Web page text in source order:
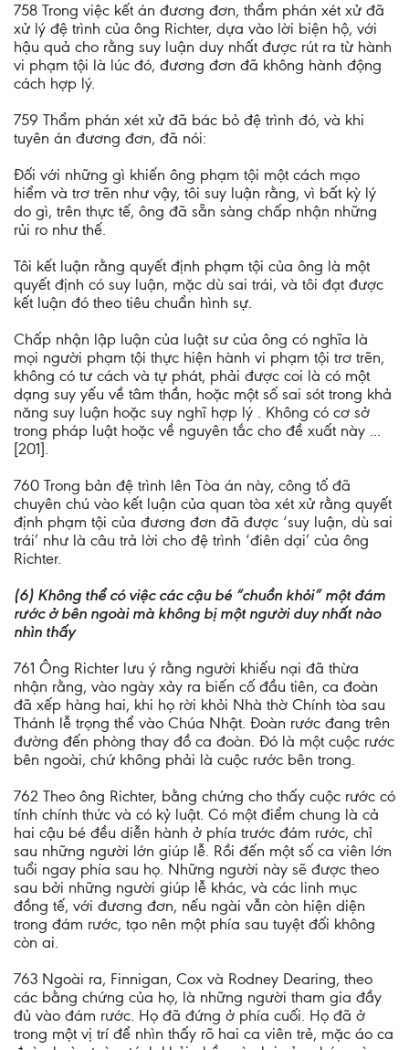
758 Trong việc kết án đương đơn, thẩm phán xét xử đã
xử lý đệ trình của ông Richter, dựa vào lời biện hộ, với
hậu quả cho rằng suy luận duy nhất được rút ra từ hành
vi phạm tội là lúc đó, đương đơn đã không hành động
cách hợp lý.
759 Thẩm phán xét xử đã bác bỏ đệ trình đó, và khi
tuyên án đương đơn, đã nói:
Đối với những gì khiến ông phạm tội một cách mạo
hiểm và trơ trẽn như vậy, tôi suy luận rằng, vì bất kỳ lý
do gì, trên thực tế, ông đã sẵn sàng chấp nhận những
rủi ro như thế.
Tôi kết luận rằng quyết định phạm tội của ông là một
quyết định có suy luận, mặc dù sai trái, và tôi đạt được
kết luận đó theo tiêu chuẩn hình sự.
Chấp nhận lập luận của luật sư của ông có nghĩa là
mọi người phạm tội thực hiện hành vi phạm tội trơ trẽn,
không có tư cách và tự phát, phải được coi là có một
dạng suy yếu về tâm thần, hoặc một số sai sót trong khả
năng suy luận hoặc suy nghĩ hợp lý . Không có cơ sở
trong pháp luật hoặc về nguyên tắc cho đề xuất này ...
[201].
760 Trong bản đệ trình lên Tòa án này, công tố đã
chuyên chú vào kết luận của quan tòa xét xử rằng quyết
định phạm tội của đương đơn đã được ‘suy luận, dù sai
trái’ như là câu trả lời cho đệ trình ‘điên dại’ của ông
Richter.
(6) Không thể có việc các cậu bé “chuồn khỏi” một đám
rước ở bên ngoài mà không bị một người duy nhất nào
nhìn thấy
761 Ông Richter lưu ý rằng người khiếu nại đã thừa
nhận rằng, vào ngày xảy ra biến cố đầu tiên, ca đoàn
đã xếp hàng hai, khi họ rời khỏi Nhà thờ Chính tòa sau
Thánh lễ trọng thể vào Chúa Nhật. Đoàn rước đang trên
đường đến phòng thay đồ ca đoàn. Đó là một cuộc rước
bên ngoài, chứ không phải là cuộc rước bên trong.
762 Theo ông Richter, bằng chứng cho thấy cuộc rước có
tính chính thức và có kỷ luật. Có một điểm chung là cả
hai cậu bé đều diễn hành ở phía trước đám rước, chỉ
sau những người lớn giúp lễ. Rồi đến một số ca viên lớn
tuổi ngay phía sau họ. Những người này sẽ được theo
sau bởi những người giúp lễ khác, và các linh mục
đồng tế, với đương đơn, nếu ngài vẫn còn hiện diện
trong đám rước, tạo nên một phía sau tuyệt đối không
còn ai.
763 Ngoài ra, Finnigan, Cox và Rodney Dearing, theo
các bằng chứng của họ, là những người tham gia đầy
đủ vào đám rước. Họ đã đứng ở phía cuối. Họ đã ở
trong một vị trí để nhìn thấy rõ hai ca viên trẻ, mặc áo ca